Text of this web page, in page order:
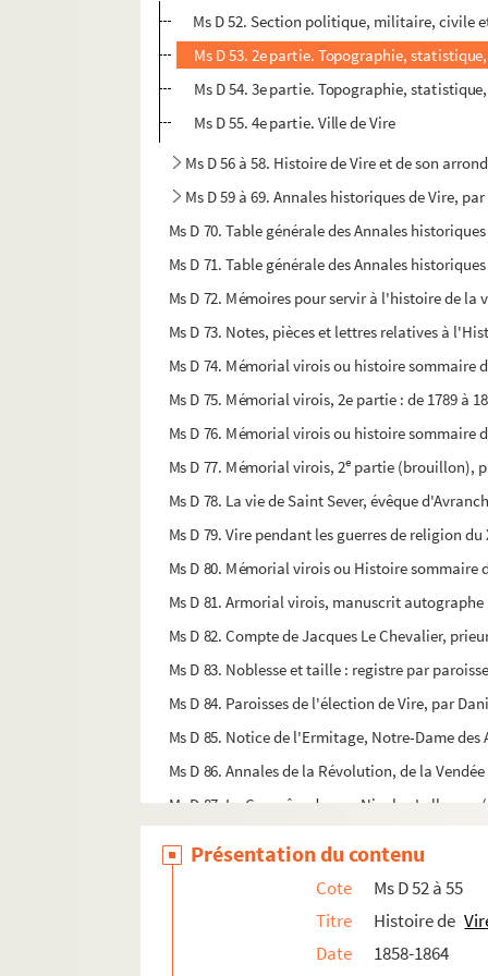
Ms D 52. Section politique, militaire, civile
Ms D 53. 2e partie. Topographie,
Ms D 54. 3e partie. Topographie,
Ms D 55. 4e partie. Ville de Vire
Ms D 56 à 58. Histoire de Vire et de son
Ms D 59 à 69. Annales historiques de Vire,
Ms D 70. Table générale des Annales
Ms D 71. Table générale des Annales
Ms D 72. Mémoires pour servir à l'histoire de la
Ms D 73. Notes, pièces et lettres relatives à
Ms D 74. Mémorial virois ou histoire sommaire
Ms D 75. Mémorial virois, 2e partie : de 1789 à
Ms D 76. Mémorial virois ou histoire sommaire
Ms D 77. Mémorial virois, 2e partie (brouillon),
Ms D 78. La vie de Saint Sever, évêque
Ms D 79. Vire pendant les guerres de religion du
Ms D 80. Mémorial virois ou Histoire sommaire
Ms D 81. Armorial virois, manuscrit
Ms D 82. Compte de Jacques Le Chevalier,
Ms D 83. Noblesse et taille : registre par
Ms D 84. Paroisses de l'élection de Vire, par
Ms D 85. Notice de l'Ermitage, Notre-Dame des
Ms D 86. Annales de la Révolution, de la
Ms D 87. La Campênade, par Nicolas
Ms D 89. Poésies diverses, copies par C. A.
Présentation du contenu
Cote
Ms D 52 à 55
Titre
Histoire de
Date
1858-1864